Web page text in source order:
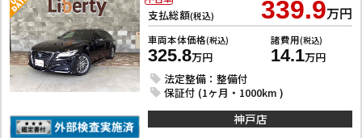
支払総額(税込) 339.9万円
車両本体価格(税込)
325.8万円
諸費用(税込)
14.1万円
法定整備：整備付
保証付 (1ヶ月・1000km )
神戸店